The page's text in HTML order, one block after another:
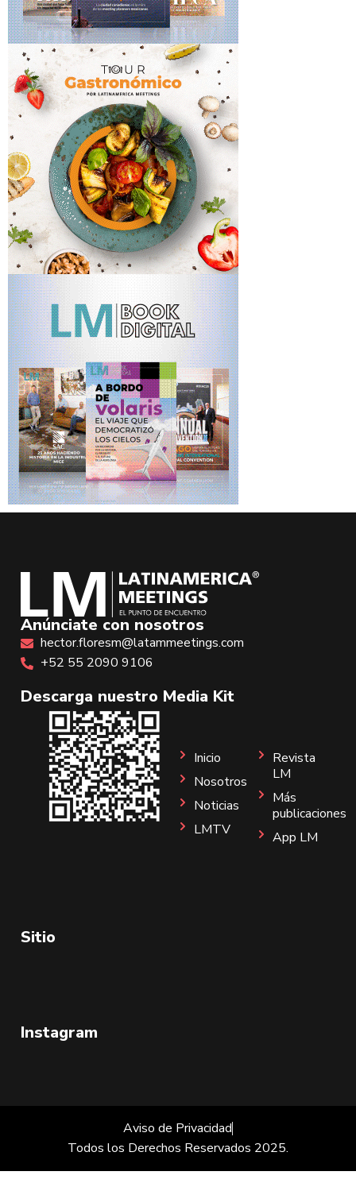
Anúnciate con nosotros
hector.floresm@latammeetings.com
+52 55 2090 9106
Descarga nuestro Media Kit
Sitio
Inicio
Nosotros
Noticias
LMTV
Revista
LM
Más
publicaciones
App LM
Instagram
Aviso de Privacidad
Todos los Derechos Reservados 2025.